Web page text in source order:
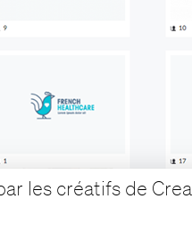
les créatifs de